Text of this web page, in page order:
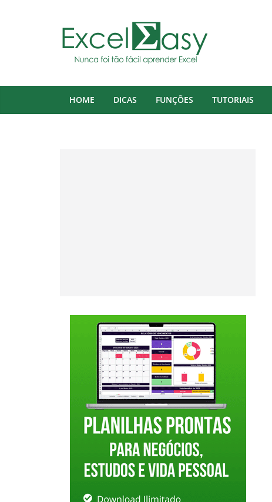
HOME DICAS FUNÇÕES TUTORIAIS